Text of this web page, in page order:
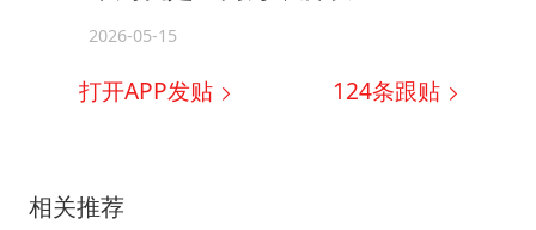
2026-05-15
打开APP发贴 124条跟贴
相关推荐